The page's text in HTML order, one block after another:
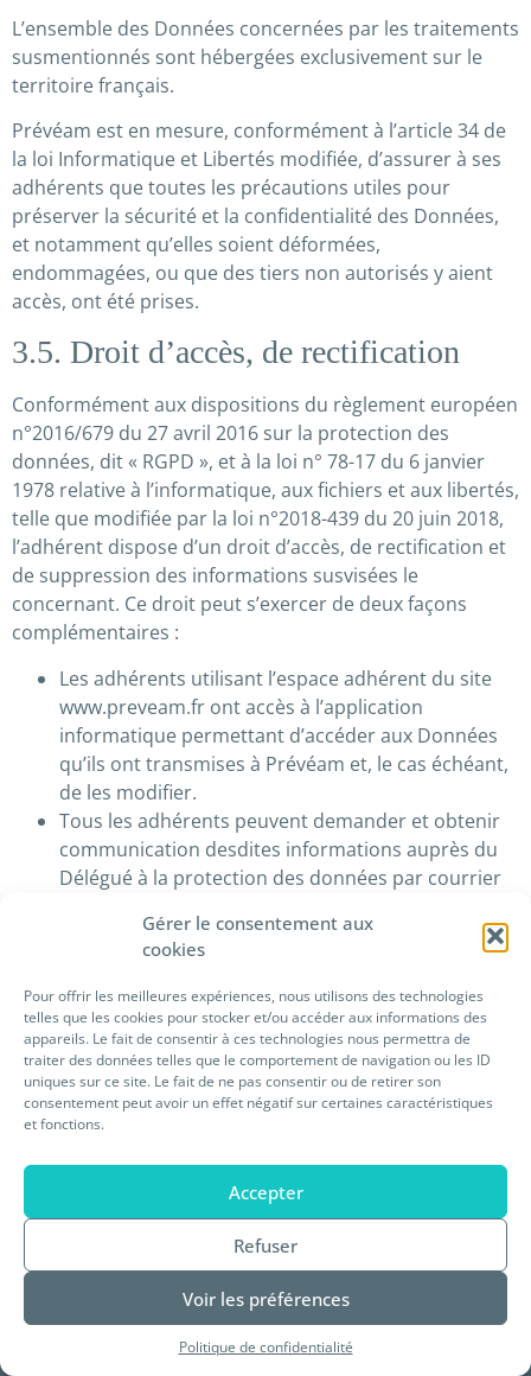
Gérer le consentement aux
cookies
Pour offrir les meilleures expériences, nous utilisons des technologies
telles que les cookies pour stocker et/ou accéder aux informations des
appareils. Le fait de consentir à ces technologies nous permettra de
traiter des données telles que le comportement de navigation ou les ID
uniques sur ce site. Le fait de ne pas consentir ou de retirer son
consentement peut avoir un effet négatif sur certaines caractéristiques
et fonctions.
Accepter
Refuser
Voir les préférences
Politique de confidentialité
L’ensemble des Données concernées par les traitements
susmentionnés sont hébergées exclusivement sur le
territoire français.
Prévéam est en mesure, conformément à l’article 34 de
la loi Informatique et Libertés modifiée, d’assurer à ses
adhérents que toutes les précautions utiles pour
préserver la sécurité et la confidentialité des Données,
et notamment qu’elles soient déformées,
endommagées, ou que des tiers non autorisés y aient
accès, ont été prises.
3.5. Droit d’accès, de rectification
Conformément aux dispositions du règlement européen
n°2016/679 du 27 avril 2016 sur la protection des
données, dit « RGPD », et à la loi n° 78-17 du 6 janvier
1978 relative à l’informatique, aux fichiers et aux libertés,
telle que modifiée par la loi n°2018-439 du 20 juin 2018,
l’adhérent dispose d’un droit d’accès, de rectification et
de suppression des informations susvisées le
concernant. Ce droit peut s’exercer de deux façons
complémentaires :
Les adhérents utilisant l’espace adhérent du site
www.preveam.fr ont accès à l’application
informatique permettant d’accéder aux Données
qu’ils ont transmises à Prévéam et, le cas échéant,
de les modifier.
Tous les adhérents peuvent demander et obtenir
communication desdites informations auprès du
Délégué à la protection des données par courrier
ou par courrier postal à l’adresse suivante
Prévéam – A l’attention du Délégué à la protection
des données – 8, rue Montesquieu, 75001 Paris,
accompagné d’un titre d’identité signé. Il y sera
répondu dans un délai de trente (30) jours suivant
réception.